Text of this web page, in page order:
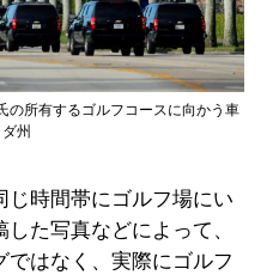
の所有するゴルフコースに向かう車
州
時間帯にゴルフ場にい
た写真などによって、
ではなく、実際にゴルフ